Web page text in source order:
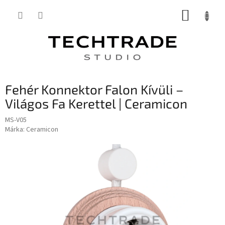
KOSÁR
Fehér Konnektor Falon Kívüli –
Világos Fa Kerettel | Ceramicon
MS-V05
Márka: Ceramicon